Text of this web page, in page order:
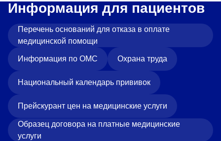
Информация для пациентов
Перечень оснований для отказа в оплате
медицинской помощи
Информация по ОМС Охрана труда
Национальный календарь прививок
Прейскурант цен на медицинские услуги
Образец договора на платные медицинские
услуги